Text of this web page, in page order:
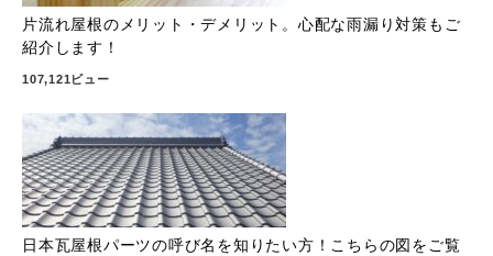
片流れ屋根のメリット・デメリット。心配な雨漏り対策もご
紹介します！
107,121ビュー
日本瓦屋根パーツの呼び名を知りたい方！こちらの図をご覧